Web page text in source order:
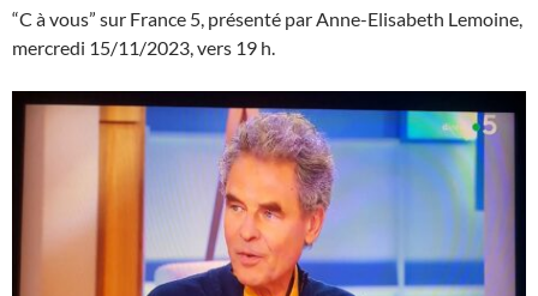
“C à vous” sur France 5, présenté par Anne-Elisabeth Lemoine,
mercredi 15/11/2023, vers 19 h.